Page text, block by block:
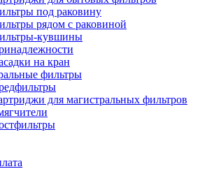
под раковину
рядом с раковиной
кувшины
на кран
фильтры
для магистральных фильтров